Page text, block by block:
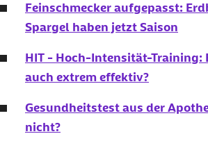
Feinschmecker aufgepasst:
Spargel haben jetzt Saison
HIT - Hoch-Intensität-Training:
auch extrem effektiv?
Gesundheitstest aus der
nicht?